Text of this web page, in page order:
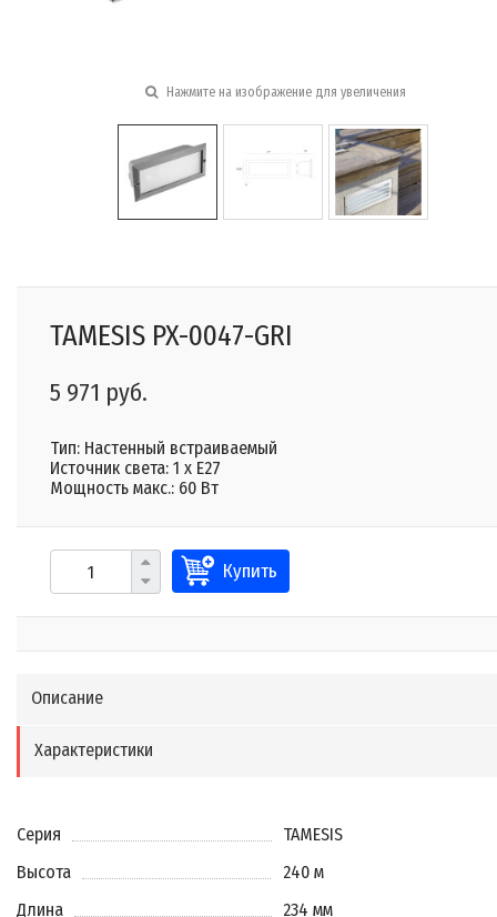
Нажмите на изображение для увеличения
TAMESIS PX-0047-GRI
5 971 руб.
Тип: Настенный встраиваемый
Источник света: 1 x E27
Мощность макс.: 60 Вт
Купить
Описание
Характеристики
Серия
TAMESIS
Высота
240 м
Длина
234 мм